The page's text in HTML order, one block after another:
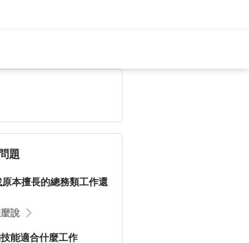
題
本擅長的總務類工作還
說
能適合什麼工作